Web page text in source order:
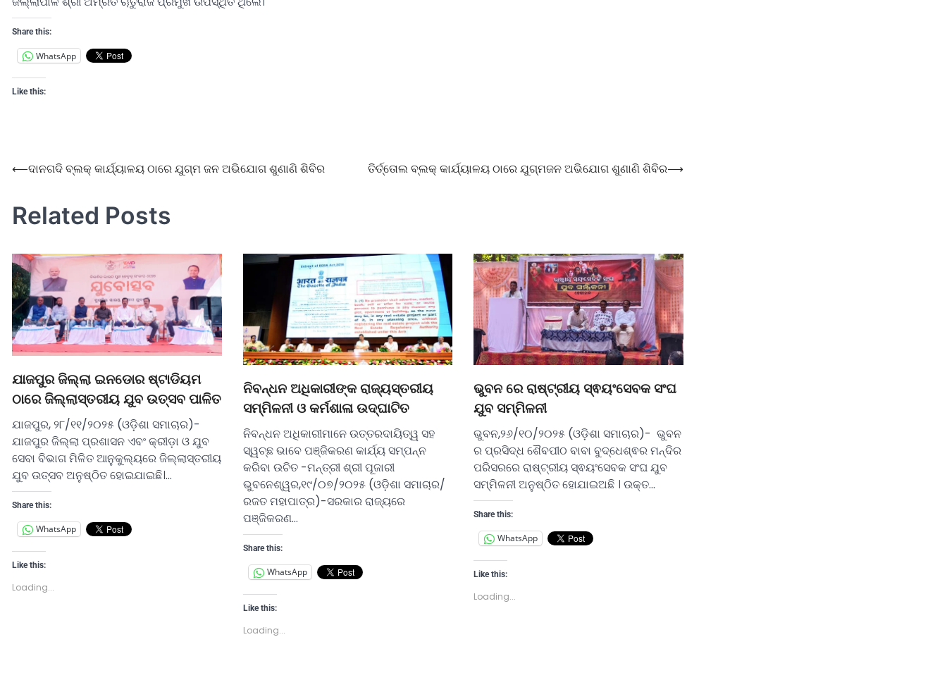
Share this:
WhatsApp
Like this:
⟵ଦାନଗଦି ବ୍ଲକ୍ କାର୍ଯ୍ୟାଳୟ ଠାରେ ଯୁଗ୍ମ ଜନ ଅଭିଯୋଗ ଶୁଣାଣି ଶିବିର ତିର୍ତ୍ତୋଲ ବ୍ଲକ୍ କାର୍ଯ୍ୟାଳୟ ଠାରେ ଯୁଗ୍ମଜନ ଅଭିଯୋଗ ଶୁଣାଣି ଶିବିର⟶
Related Posts
ଯାଜପୁର ଜିଲ୍ଲା ଇନଡୋର ଷ୍ଟାଡିୟମ
ଠାରେ ଜିଲ୍ଲାସ୍ତରୀୟ ଯୁବ ଉତ୍ସବ ପାଳିତ
ଯାଜପୁର, ୨୮/୧୧/୨୦୨୫ (ଓଡ଼ିଶା ସମାଚାର)-
ଯାଜପୁର ଜିଲ୍ଲା ପ୍ରଶାସନ ଏବଂ କ୍ରୀଡ଼ା ଓ ଯୁବ
ସେବା ବିଭାଗ ମିଳିତ ଆନୁକୁଲ୍ୟରେ ଜିଲ୍ଲାସ୍ତରୀୟ
ଯୁବ ଉତ୍ସବ ଅନୁଷ୍ଠିତ ହୋଇଯାଇଛି।…
Share this:
WhatsApp
Like this:
Loading...
ନିବନ୍ଧନ ଅଧିକାରୀଙ୍କ ରାଜ୍ୟସ୍ତରୀୟ
ସମ୍ମିଳନୀ ଓ କର୍ମଶାଳା ଉଦ୍‌ଘାଟିତ
ନିବନ୍ଧନ ଅଧିକାରୀମାନେ ଉତ୍ତରଦାୟିତ୍ୱ ସହ
ସ୍ୱଚ୍ଛ ଭାବେ ପଞ୍ଜିକରଣ କାର୍ଯ୍ୟ ସମ୍ପନ୍ନ
କରିବା ଉଚିତ -ମନ୍ତ୍ରୀ ଶ୍ରୀ ପୂଜାରୀ
ଭୁବନେଶ୍ୱର,୧୯/୦୭/୨୦୨୫ (ଓଡ଼ିଶା ସମାଚାର/
ରଜତ ମହାପାତ୍ର)-ସରକାର ରାଜ୍ୟରେ
ପଞ୍ଜିକରଣ…
Share this:
WhatsApp
Like this:
Loading...
ଭୁବନ ରେ ରାଷ୍ଟ୍ରୀୟ ସ୍ଵୟଂସେବକ ସଂଘ
ଯୁବ ସମ୍ମିଳନୀ
ଭୁବନ,୨୬/୧୦/୨୦୨୫ (ଓଡ଼ିଶା ସମାଚାର)- ଭୁବନ
ର ପ୍ରସିଦ୍ଧ ଶୈବପୀଠ ବାବା ବୁଦ୍ଧେଶ୍ଵର ମନ୍ଦିର
ପରିସରରେ ରାଷ୍ଟ୍ରୀୟ ସ୍ଵୟଂସେବକ ସଂଘ ଯୁବ
ସମ୍ମିଳନୀ ଅନୁଷ୍ଠିତ ହୋଯାଇଅଛି । ଉକ୍ତ…
Share this:
WhatsApp
Like this:
Loading...